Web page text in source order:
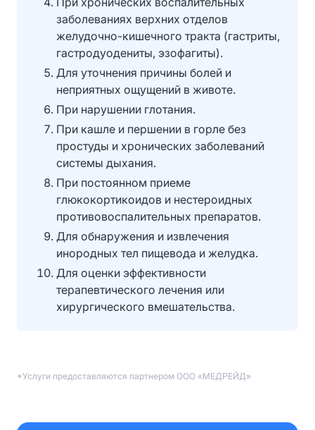
заболеваниях верхних отделов
желудочно-кишечного тракта (гастриты,
гастродуодениты, эзофагиты).
Для уточнения причины болей и
неприятных ощущений в животе.
При нарушении глотания.
При кашле и першении в горле без
простуды и хронических заболеваний
системы дыхания.
При постоянном приеме
глюкокортикоидов и нестероидных
противовоспалительных препаратов.
Для обнаружения и извлечения
инородных тел пищевода и желудка.
Для оценки эффективности
терапевтического лечения или
хирургического вмешательства.
*Услуги предоставляются партнером ООО «МЕДРЕЙД»